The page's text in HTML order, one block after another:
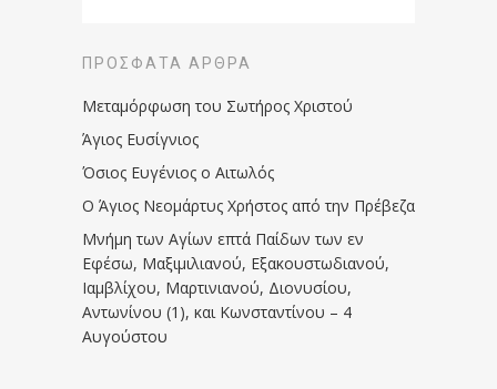
ΠΡΌΣΦΑΤΑ ΆΡΘΡΑ
Μεταμόρφωση του Σωτήρος Χριστού
Άγιος Ευσίγνιος
Όσιος Ευγένιος ο Αιτωλός
Ο Άγιος Νεομάρτυς Χρήστος από την Πρέβεζα
Μνήμη των Aγίων επτά Παίδων των εν
Eφέσω, Mαξιμιλιανού, Eξακουστωδιανού,
Iαμβλίχου, Mαρτινιανού, Διονυσίου,
Aντωνίνου (1), και Kωνσταντίνου – 4
Αυγούστου